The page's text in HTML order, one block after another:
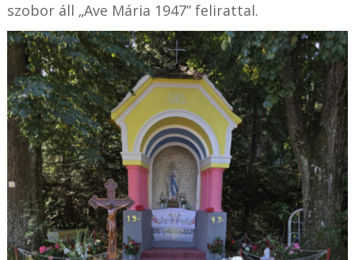
szobor áll „Ave Mária 1947” felirattal.